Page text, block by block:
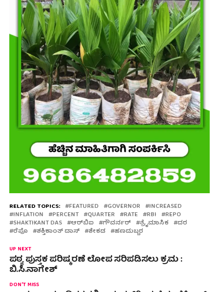
RELATED TOPICS: FEATURED GOVERNOR INCREASED
INFLATION PERCENT QUARTER RATE RBI REPO
SHAKTIKANT DAS ಆರ್‌ಬಿಐ ಗೌವರ್ನರ್ ತ್ರೈಮಾಸಿಕ ದರ
ರೆಪೊ ಶಕ್ತಿಕಾಂತ್ ದಾಸ್ ಶೇಕಡ ಹಣದುಬ್ಬರ
UP NEXT
ಪಠ್ಯ ಪುಸ್ತಕ ಪರಿಷ್ಕರಣೆ ಲೋಪ ಸರಿಪಡಿಸಲು ಕ್ರಮ :
ಬಿ.ಸಿ.ನಾಗೇಶ್
DON'T MISS